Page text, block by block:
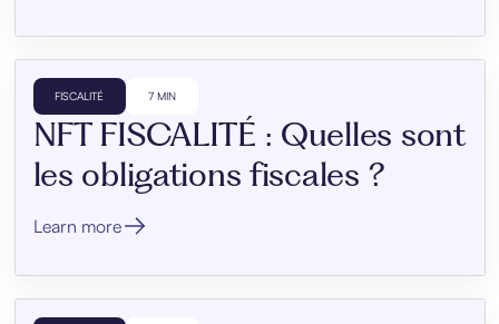
FISCALITÉ 7 MIN
NFT FISCALITÉ : Quelles sont
les obligations fiscales ?
Learn more